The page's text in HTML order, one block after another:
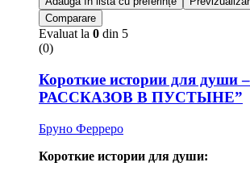
Comparare
Evaluat la 0 din 5
(0)
Короткие истории для
РАССКАЗОВ В ПУСТЫНЕ”
Бруно Ферреро
Короткие истории для души: